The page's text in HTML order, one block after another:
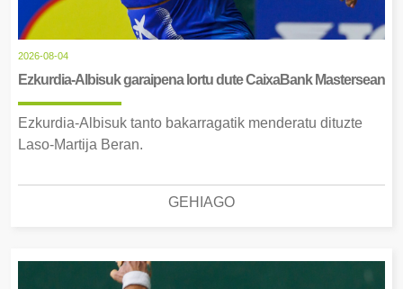
2026-08-04
Ezkurdia-Albisuk garaipena lortu dute CaixaBank Mastersean
Ezkurdia-Albisuk tanto bakarragatik menderatu dituzte
Laso-Martija Beran.
GEHIAGO